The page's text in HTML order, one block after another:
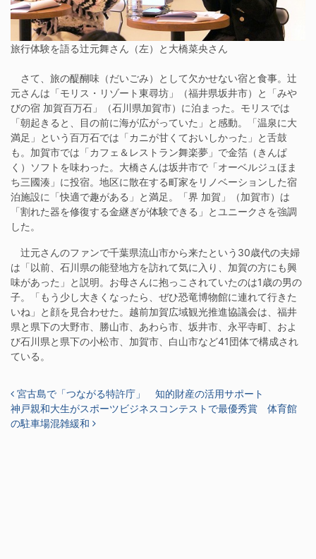
旅行体験を語る辻元舞さん（左）と大橋菜央さん
さて、旅の醍醐味（だいごみ）として欠かせない宿と食事。辻
元さんは「モリス・リゾート東尋坊」（福井県坂井市）と「みや
びの宿 加賀百万石」（石川県加賀市）に泊まった。モリスでは
「朝起きると、目の前に海が広がっていた」と感動。「温泉に大
満足」という百万石では「カニが甘くておいしかった」と舌鼓
も。加賀市では「カフェ＆レストラン舞楽夢」で金箔（きんぱ
く）ソフトを味わった。大橋さんは坂井市で「オーベルジュほま
ち三國湊」に投宿。地区に散在する町家をリノベーションした宿
泊施設に「快適で趣がある」と満足。「界 加賀」（加賀市）は
「割れた器を修復する金継ぎが体験できる」とユニークさを強調
した。
辻元さんのファンで千葉県流山市から来たという30歳代の夫婦
は「以前、石川県の能登地方を訪れて気に入り、加賀の方にも興
味があった」と説明。お母さんに抱っこされていたのは1歳の男の
子。「もう少し大きくなったら、ぜひ恐竜博物館に連れて行きた
いね」と顔を見合わせた。越前加賀広域観光推進協議会は、福井
県と県下の大野市、勝山市、あわら市、坂井市、永平寺町、およ
び石川県と県下の小松市、加賀市、白山市など41団体で構成され
ている。
投稿ナビゲーション
宮古島で「つながる特許庁」 知的財産の活用サポート
神戸親和大生がスポーツビジネスコンテストで最優秀賞 体育館
の駐車場混雑緩和